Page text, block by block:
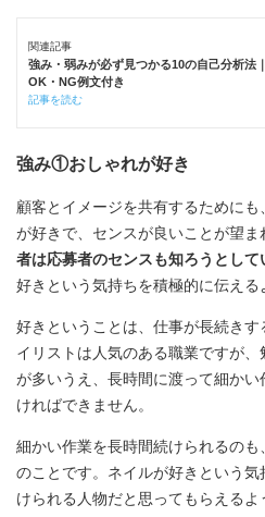
関連記事
強み・弱みが必ず見つかる10の自己分析法｜
OK・NG例文付き
記事を読む
強み①おしゃれが好き
顧客とイメージを共有するために
が好きで、センスが良いことが望ま
者は応募者のセンスも知ろうとして
好きという気持ちを積極的に伝える
好きということは、仕事が長続き
イリストは人気のある職業ですが
が多いうえ、長時間に渡って細か
ければできません。
細かい作業を長時間続けられるの
のことです。ネイルが好きという
けられる人物だと思ってもらえるよ